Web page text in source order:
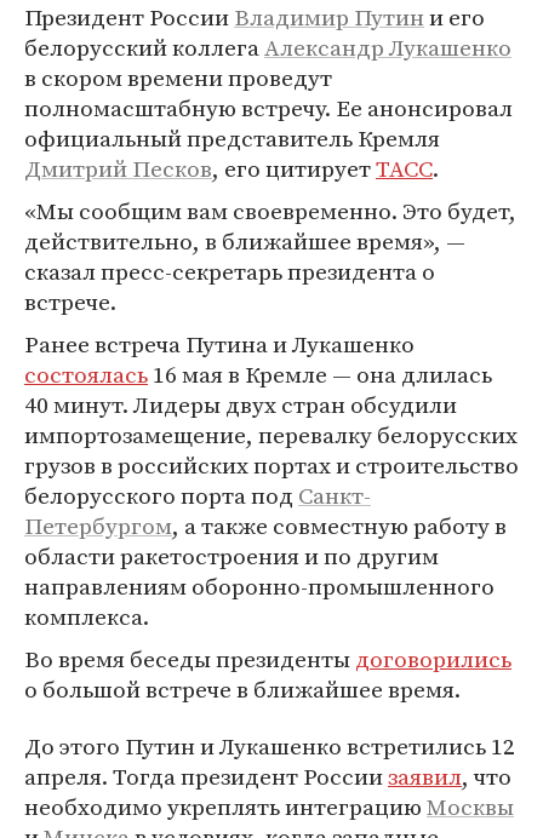
Президент РоссииВладимир Путини его
белорусский коллегаАлександр Лукашенко
в скором времени проведут
полномасштабную встречу. Ее анонсировал
официальный представитель Кремля
Дмитрий Песков, его цитируетТАСС.
«Мы сообщим вам своевременно. Это будет,
действительно, в ближайшее время», —
сказал пресс-секретарь президента о
встрече.
Ранее встреча Путина и Лукашенко
состоялась16 мая в Кремле — она длилась
40 минут. Лидеры двух стран обсудили
импортозамещение, перевалку белорусских
грузов в российских портах и строительство
белорусского порта под Санкт-
Петербургом, а также совместную работу в
области ракетостроения и по другим
направлениям оборонно-промышленного
комплекса.
Во время беседы президентыдоговорились
о большой встрече в ближайшее время.
До этого Путин и Лукашенко встретились 12
апреля. Тогда президент Россиизаявил, что
необходимо укреплять интеграциюМосквы